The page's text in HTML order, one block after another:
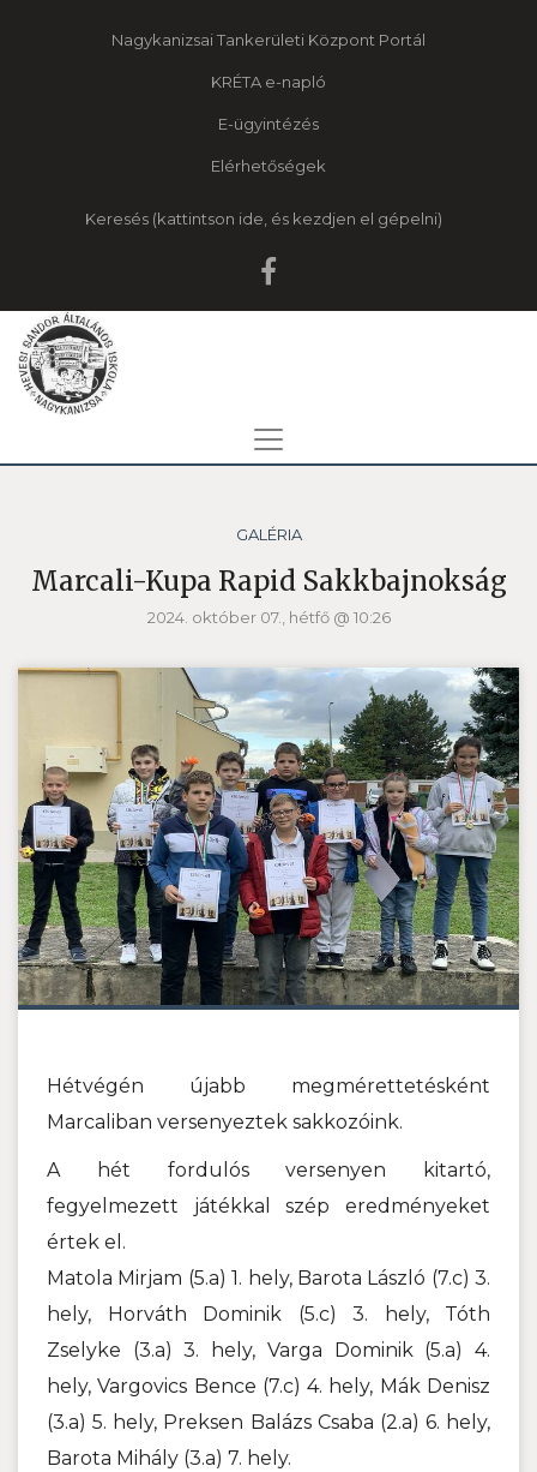
Nagykanizsai Tankerületi Központ Portál
KRÉTA e-napló
E-ügyintézés
Elérhetőségek
Keresés
GALÉRIA
Marcali-Kupa Rapid Sakkbajnokság
2024. október 07., hétfő @ 10:26
Hétvégén újabb megmérettetésként
Marcaliban versenyeztek sakkozóink.
A hét fordulós versenyen kitartó,
fegyelmezett játékkal szép eredményeket
értek el.
Matola Mirjam (5.a) 1. hely, Barota László (7.c) 3.
hely, Horváth Dominik (5.c) 3. hely, Tóth
Zselyke (3.a) 3. hely, Varga Dominik (5.a) 4.
hely, Vargovics Bence (7.c) 4. hely, Mák Denisz
(3.a) 5. hely, Preksen Balázs Csaba (2.a) 6. hely,
Barota Mihály (3.a) 7. hely.